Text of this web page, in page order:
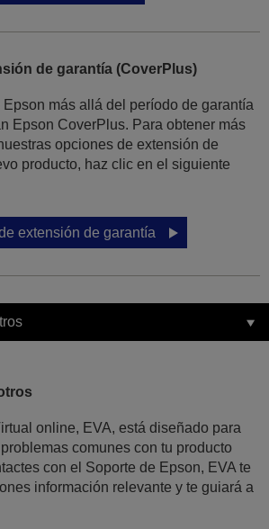
de garantía (CoverPlus)
Epson más allá del período de garantía
Epson CoverPlus. Para obtener más
opciones de extensión de
producto, haz clic en el siguiente
extensión de garantía
online, EVA, está diseñado para
comunes con tu producto
con el Soporte de Epson, EVA te
información relevante y te guiará a